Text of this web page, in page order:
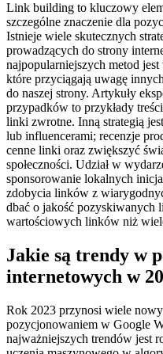
Link building to kluczowy
szczególne znaczenie dla
Istnieje wiele skutecznych
prowadzących do strony
najpopularniejszych metod
które przyciągają uwagę
do naszej strony. Artykuły
przypadków to przykłady
linki zwrotne. Inną strategią
lub influencerami; recenzje
cenne linki oraz zwiększyć
społeczności. Udział w
sponsorowanie lokalnych
zdobycia linków z
dbać o jakość pozyskiwanych
wartościowych linków niż
Jakie są trendy w
internetowych w
Rok 2023 przynosi wiele
pozycjonowaniem w Google
najważniejszych trendów jest